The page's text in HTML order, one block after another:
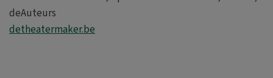
deAuteurs
detheatermaker.be